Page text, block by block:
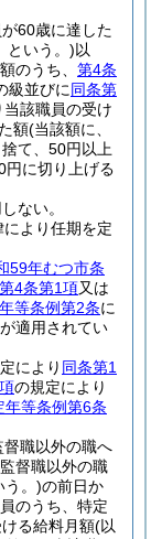
60歳に達した
という。)以
のうち、 第4条
級並びに同条第
該職員の受け
額(当該額に、
て、50円以上
円に切り上げる
ない。
より任期を定
59年むつ市条
第4条第1項又は
等条例第2条に
適用されてい
により 同条第1
の規定により
年等条例第6条
職以外の職へ
督職以外の職
う。)の前日か
のうち、特定
る給料月額(以